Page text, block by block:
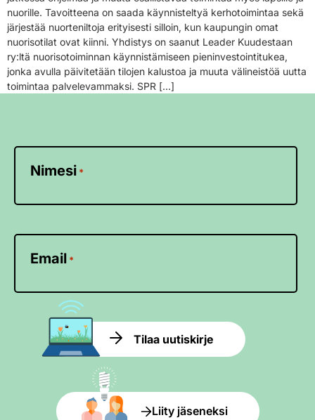
nuorille. Tavoitteena on saada käynnisteltyä kerhotoimintaa sekä
järjestää nuorteniltoja erityisesti silloin, kun kaupungin omat
nuorisotilat ovat kiinni. Yhdistys on saanut Leader Kuudestaan
ry:ltä nuorisotoiminnan käynnistämiseen pieninvestointitukea,
jonka avulla päivitetään tilojen kalustoa ja muuta välineistöä uutta
toimintaa palvelevammaksi. SPR […]
Nimesi *
Email *
Tilaa uutiskirje
Liity jäseneksi